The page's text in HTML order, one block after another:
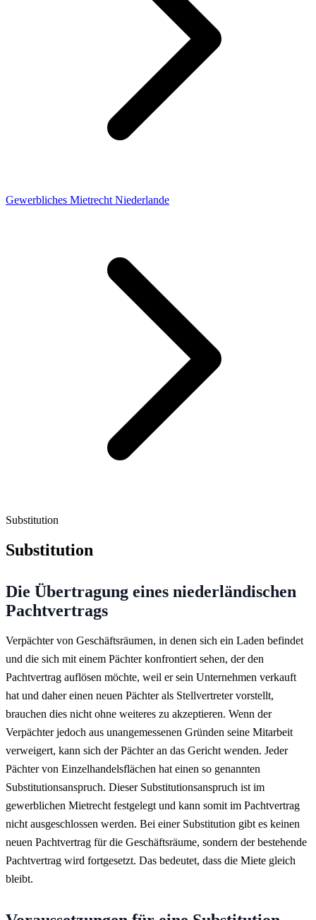
Gewerbliches Mietrecht Niederlande
Substitution
Substitution
Die Übertragung eines niederländischen
Pachtvertrags
Verpächter von Geschäftsräumen, in denen sich ein Laden befindet
und die sich mit einem Pächter konfrontiert sehen, der den
Pachtvertrag auflösen möchte, weil er sein Unternehmen verkauft
hat und daher einen neuen Pächter als Stellvertreter vorstellt,
brauchen dies nicht ohne weiteres zu akzeptieren. Wenn der
Verpächter jedoch aus unangemessenen Gründen seine Mitarbeit
verweigert, kann sich der Pächter an das Gericht wenden. Jeder
Pächter von Einzelhandelsflächen hat einen so genannten
Substitutionsanspruch. Dieser Substitutionsanspruch ist im
gewerblichen Mietrecht festgelegt und kann somit im Pachtvertrag
nicht ausgeschlossen werden. Bei einer Substitution gibt es keinen
neuen Pachtvertrag für die Geschäftsräume, sondern der bestehende
Pachtvertrag wird fortgesetzt. Das bedeutet, dass die Miete gleich
bleibt.